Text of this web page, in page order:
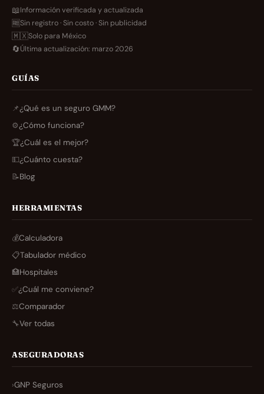
📖Información verificada y actualizada
🆓Sin registro · Sin costo · Sin publicidad
🇲🇽Solo para México
🔄Última actualización: marzo 2026
GUÍAS
📌¿Qué es un seguro GMM?
⚙️¿Cómo funciona?
🏆¿Cuál es el mejor?
💵¿Cuánto cuesta?
📝Blog
HERRAMIENTAS
💰Calculadora
📋Tabulador médico
🏥Hospitales
✅¿Cuál me conviene?
⚖️Comparador
🔧Ver todas
ASEGURADORAS
›GNP Seguros